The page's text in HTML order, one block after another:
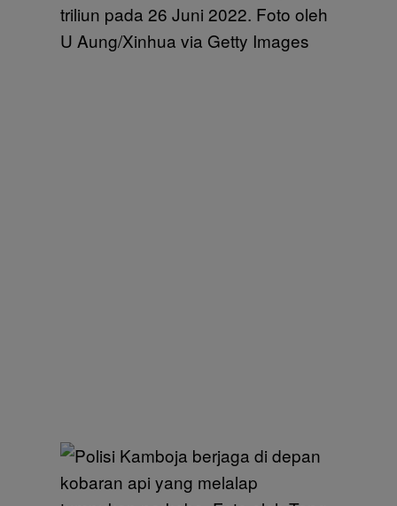
triliun pada 26 Juni 2022. Foto oleh
U Aung/Xinhua via Getty Images